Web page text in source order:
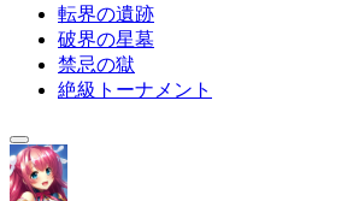
転界の遺跡
破界の星墓
禁忌の獄
絶級トーナメント